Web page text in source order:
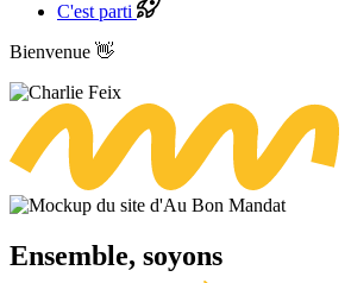
C'est parti
Bienvenue 👋
Ensemble, soyons